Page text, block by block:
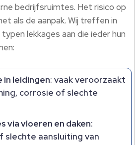
bedrijfsruimtes.​ Het risico op
als de aanpak.​ Wij treffen in
lekkages aan die ieder hun
in leidingen: vaak veroorzaakt
corrosie of slechte
via vloeren en daken:
aansluiting van